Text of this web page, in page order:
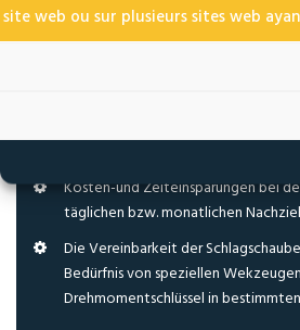
web ou sur plusieurs sites web
Unmittelbare Nutzen für unsere
Kosten-und Zeiteinsparungen bei
täglichen bzw. monatlichen
Die Vereinbarkeit der
Bedürfnis von speziellen
Drehmomentschlüssel in